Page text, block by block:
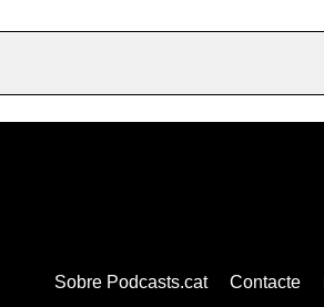
Sobre Podcasts.cat Contacte